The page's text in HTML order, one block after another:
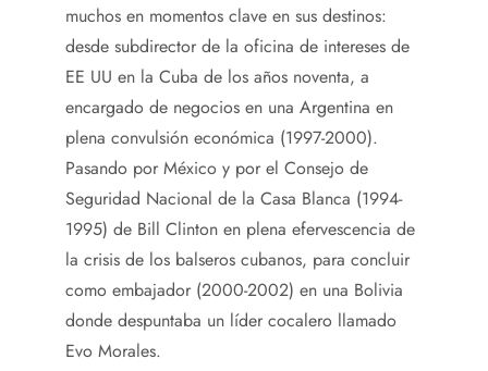
muchos en momentos clave en sus destinos:
desde subdirector de la oficina de intereses de
EE UU en la Cuba de los años noventa, a
encargado de negocios en una Argentina en
plena convulsión económica (1997-2000).
Pasando por México y por el Consejo de
Seguridad Nacional de la Casa Blanca (1994-
1995) de Bill Clinton en plena efervescencia de
la crisis de los balseros cubanos, para concluir
como embajador (2000-2002) en una Bolivia
donde despuntaba un líder cocalero llamado
Evo Morales.